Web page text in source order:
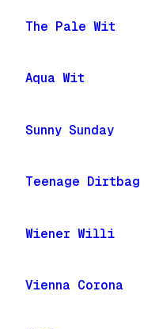
The Pale Wit
Aqua Wit
Sunny Sunday
Teenage Dirtbag
Wiener Willi
Vienna Corona